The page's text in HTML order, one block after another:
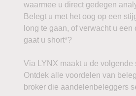
waarmee u direct gedegen
Belegt u met het oog op een
long te gaan, of verwacht u
gaat u short*?
Via LYNX maakt u de volgende
Ontdek alle voordelen van
broker die aandelenbeleggers